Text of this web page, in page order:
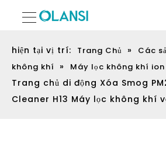
hiện tại vị trí: Trang Chủ » Các
không khí
» Máy lọc không khí
Trang chủ di động Xóa Smog
Cleaner H13 Máy lọc không khí